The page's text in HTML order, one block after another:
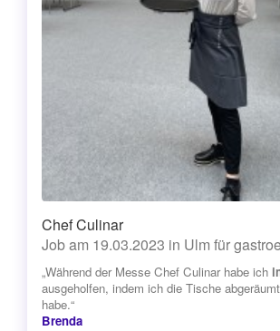
Chef Culinar
Job am 19.03.2023 in Ulm für
„Während der Messe Chef Culinar habe ich
ausgeholfen, indem ich die Tische
habe.“
Brenda